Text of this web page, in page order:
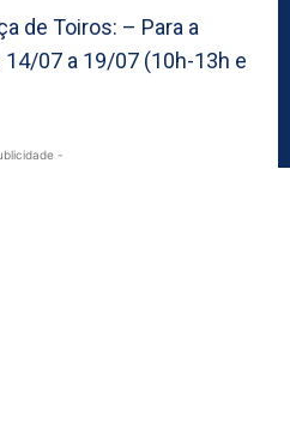
de Toiros: – Para a
14/07 a 19/07 (10h-13h e
-